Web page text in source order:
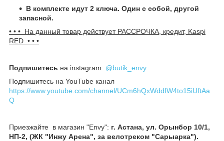
В комплекте идут 2 ключа. Один с собой, другой
запасной.
• • • На данный товар действует РАССРОЧКА, кредит, Kaspi
RED • • •
Подпишитесь на instagram: @butik_envy
Подпишитесь на YouTube канал
https://www.youtube.com/channel/UCm6hQxWddIW4to15iUftAa
Q
Приезжайте в магазин "Envy": г. Астана, ул. Орынбор 10/1,
НП-2, (ЖК "Инжу Арена", за велотреком "Сарыарка").